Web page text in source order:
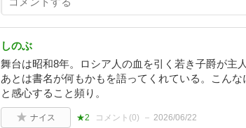
しのぶ
舞台は昭和8年。ロシア人の血を引く若き子爵が主
あとは書名が何もかもを語ってくれている。こんな
と感心すること頻り。
ナイス ★2 コメント(0) 2026/06/22